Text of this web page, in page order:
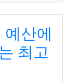
예산에
최고